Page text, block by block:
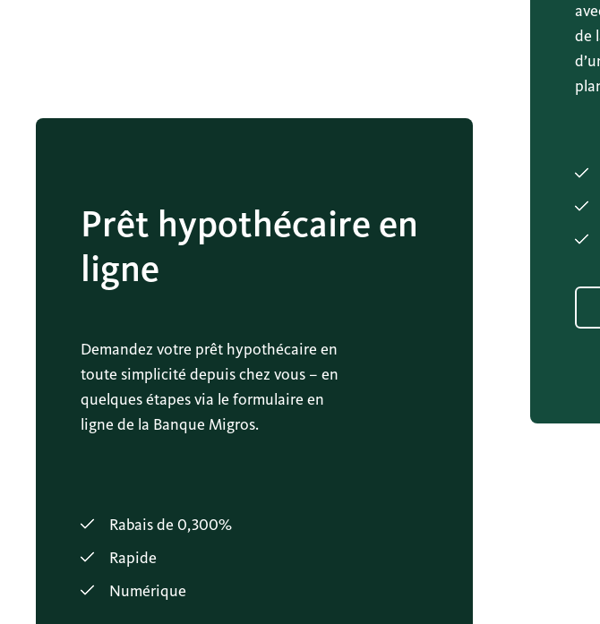
de
Prêt hypothécaire en
ligne
Demandez votre prêt hypothécaire en
toute simplicité depuis chez vous – en
quelques étapes via le formulaire en
ligne de la Banque Migros.
Rabais de 0,300%
Rapide
Numérique